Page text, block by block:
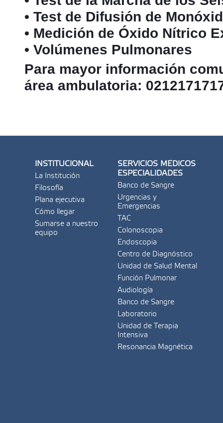
• Test de Difusión de
• Medición de Óxido Nítrico
• Volúmenes Pulmonares
Para mayor información
área ambulatoria:
INSTITUCIONAL
La Institución
Filosofía
Plana ejecutiva
Cómo llegar
Sumarse a nuestro
equipo
SERVICIOS MÉDICOS
ESPECIALIDADES
Banco de Sangre
Urgencias y
Emergencias
TAC
Colonoscopia
Endoscopia
Centro de Diagnóstico
Unidad de Salud Mental
Función Pulmonar
Audiología
Banco de Sangre
Laboratorio
Unidad de Terapia
Intensiva
Resonancia Magnética